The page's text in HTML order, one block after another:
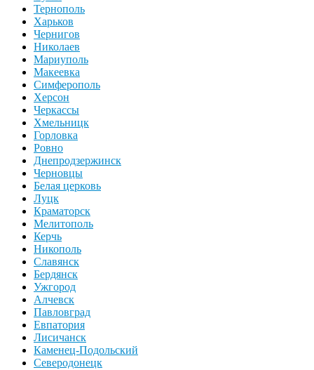
Тернополь
Харьков
Чернигов
Николаев
Мариуполь
Макеевка
Симферополь
Херсон
Черкассы
Хмельницк
Горловка
Ровно
Днепродзержинск
Черновцы
Белая церковь
Луцк
Краматорск
Мелитополь
Керчь
Никополь
Славянск
Бердянск
Ужгород
Алчевск
Павловград
Евпатория
Лисичанск
Каменец-Подольский
Северодонецк